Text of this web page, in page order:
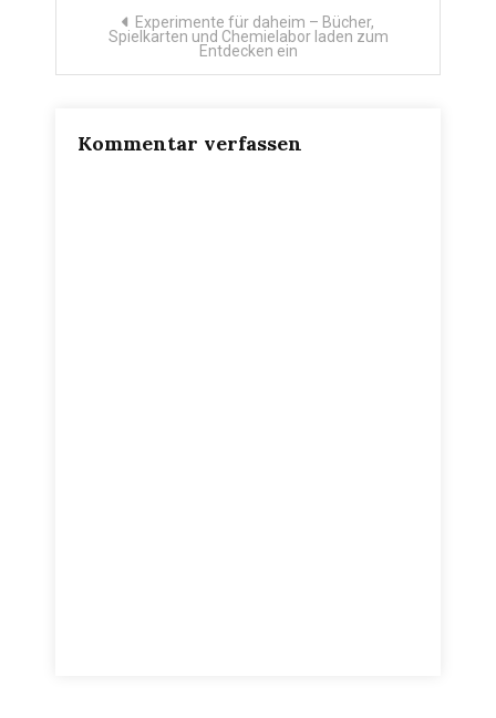
Beitragsnavigation
Experimente für daheim – Bücher,
Spielkarten und Chemielabor laden zum
Entdecken ein
Kommentar verfassen